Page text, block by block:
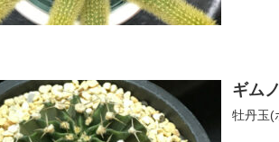
ギム
牡丹玉(